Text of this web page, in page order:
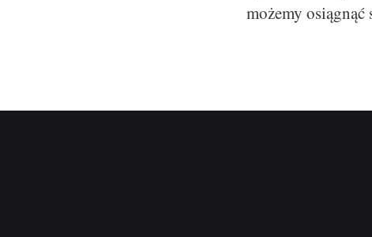
możemy osiągnąć